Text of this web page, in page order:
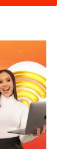
com
indígenas.
parte da etnia
em
Copa América de
Na